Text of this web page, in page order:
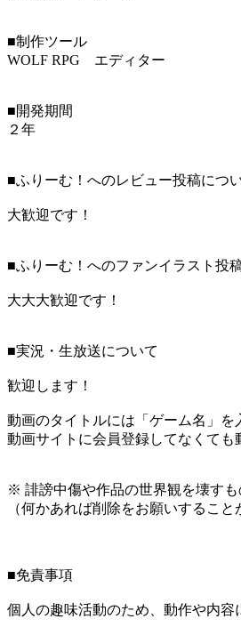
■制作ツール
WOLF RPG エディター
■開発期間
２年
■ふりーむ！へのレビュー投稿につ
大歓迎です！
■ふりーむ！へのファンイラスト投
大大大歓迎です！
■実況・生放送について
歓迎します！
動画のタイトルには「ゲーム名」を
動画サイトに会員登録してなくても
※ 誹謗中傷や作品の世界観を壊すも
（何かあれば削除をお願いするこ
■免責事項
個人の趣味活動のため、動作や内容